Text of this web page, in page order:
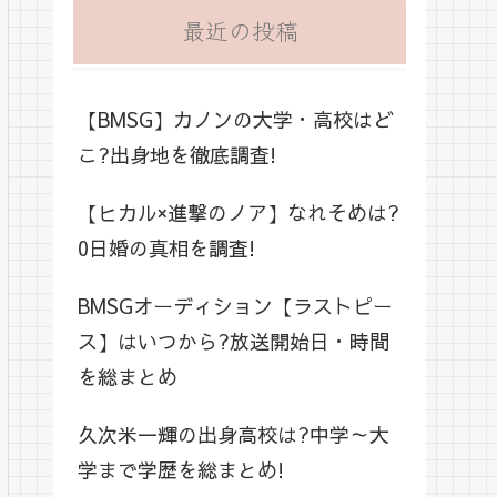
最近の投稿
【BMSG】カノンの大学・高校はど
こ?出身地を徹底調査!
【ヒカル×進撃のノア】なれそめは?
0日婚の真相を調査!
BMSGオーディション【ラストピー
ス】はいつから?放送開始日・時間
を総まとめ
久次米一輝の出身高校は?中学～大
学まで学歴を総まとめ!